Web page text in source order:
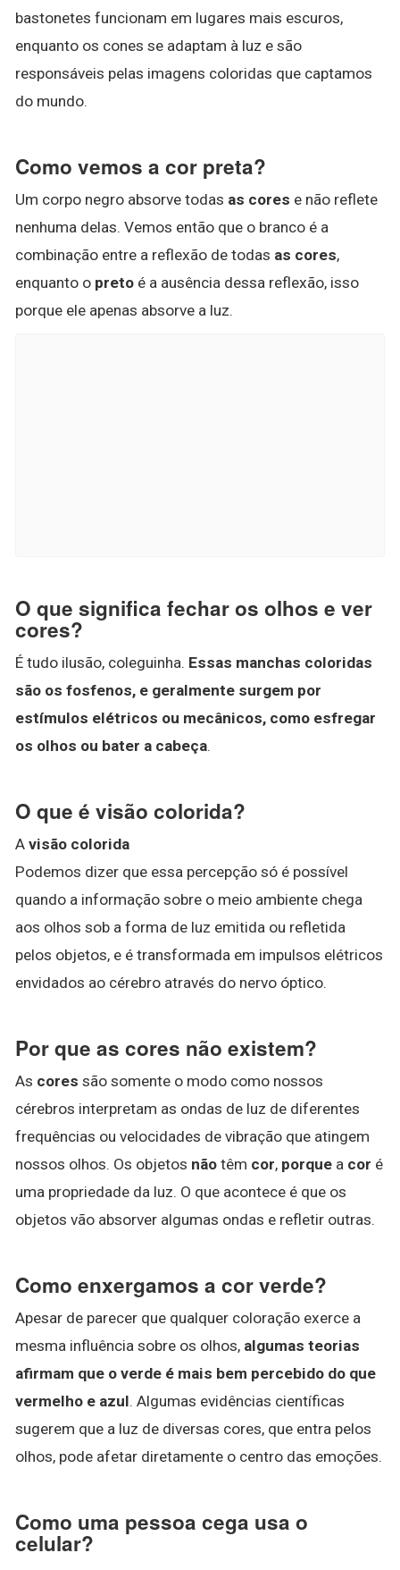
bastonetes funcionam em lugares mais escuros,
enquanto os cones se adaptam à luz e são
responsáveis pelas imagens coloridas que captamos
do mundo.
Como vemos a cor preta?
Um corpo negro absorve todas as cores e não reflete
nenhuma delas. Vemos então que o branco é a
combinação entre a reflexão de todas as cores,
enquanto o preto é a ausência dessa reflexão, isso
porque ele apenas absorve a luz.
O que significa fechar os olhos e ver
cores?
É tudo ilusão, coleguinha. Essas manchas coloridas
são os fosfenos, e geralmente surgem por
estímulos elétricos ou mecânicos, como esfregar
os olhos ou bater a cabeça.
O que é visão colorida?
A visão colorida
Podemos dizer que essa percepção só é possível
quando a informação sobre o meio ambiente chega
aos olhos sob a forma de luz emitida ou refletida
pelos objetos, e é transformada em impulsos elétricos
envidados ao cérebro através do nervo óptico.
Por que as cores não existem?
As cores são somente o modo como nossos
cérebros interpretam as ondas de luz de diferentes
frequências ou velocidades de vibração que atingem
nossos olhos. Os objetos não têm cor, porque a cor é
uma propriedade da luz. O que acontece é que os
objetos vão absorver algumas ondas e refletir outras.
Como enxergamos a cor verde?
Apesar de parecer que qualquer coloração exerce a
mesma influência sobre os olhos, algumas teorias
afirmam que o verde é mais bem percebido do que
vermelho e azul. Algumas evidências científicas
sugerem que a luz de diversas cores, que entra pelos
olhos, pode afetar diretamente o centro das emoções.
Como uma pessoa cega usa o
celular?